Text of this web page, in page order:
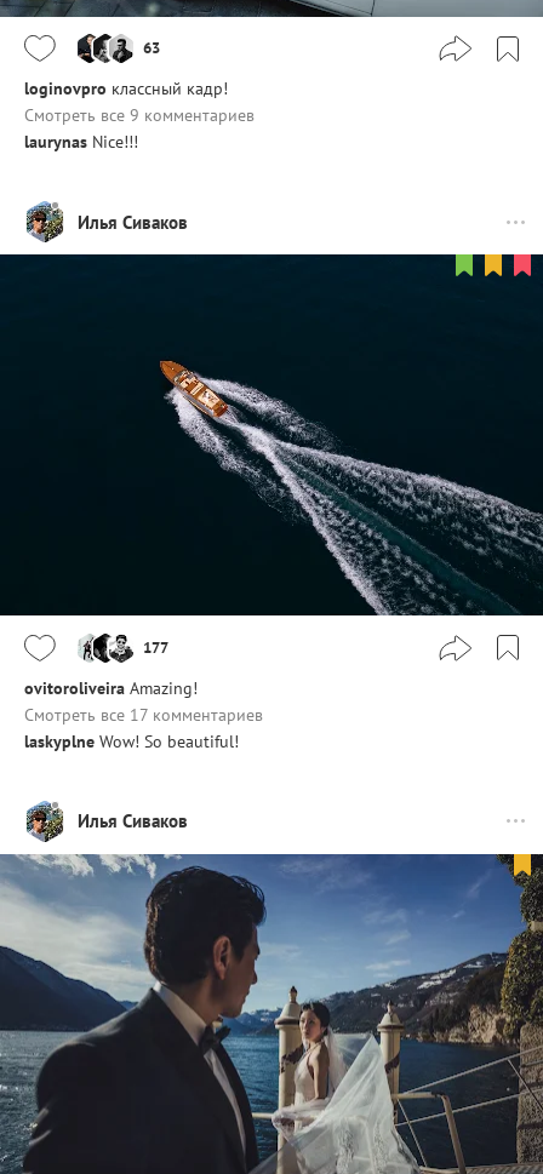
63
loginovpro классный кадр!
Смотреть все 9 комментариев
laurynas Nice!!!
Илья Сиваков
177
ovitoroliveira Amazing!
Смотреть все 17 комментариев
laskyplne Wow! So beautiful!
Илья Сиваков